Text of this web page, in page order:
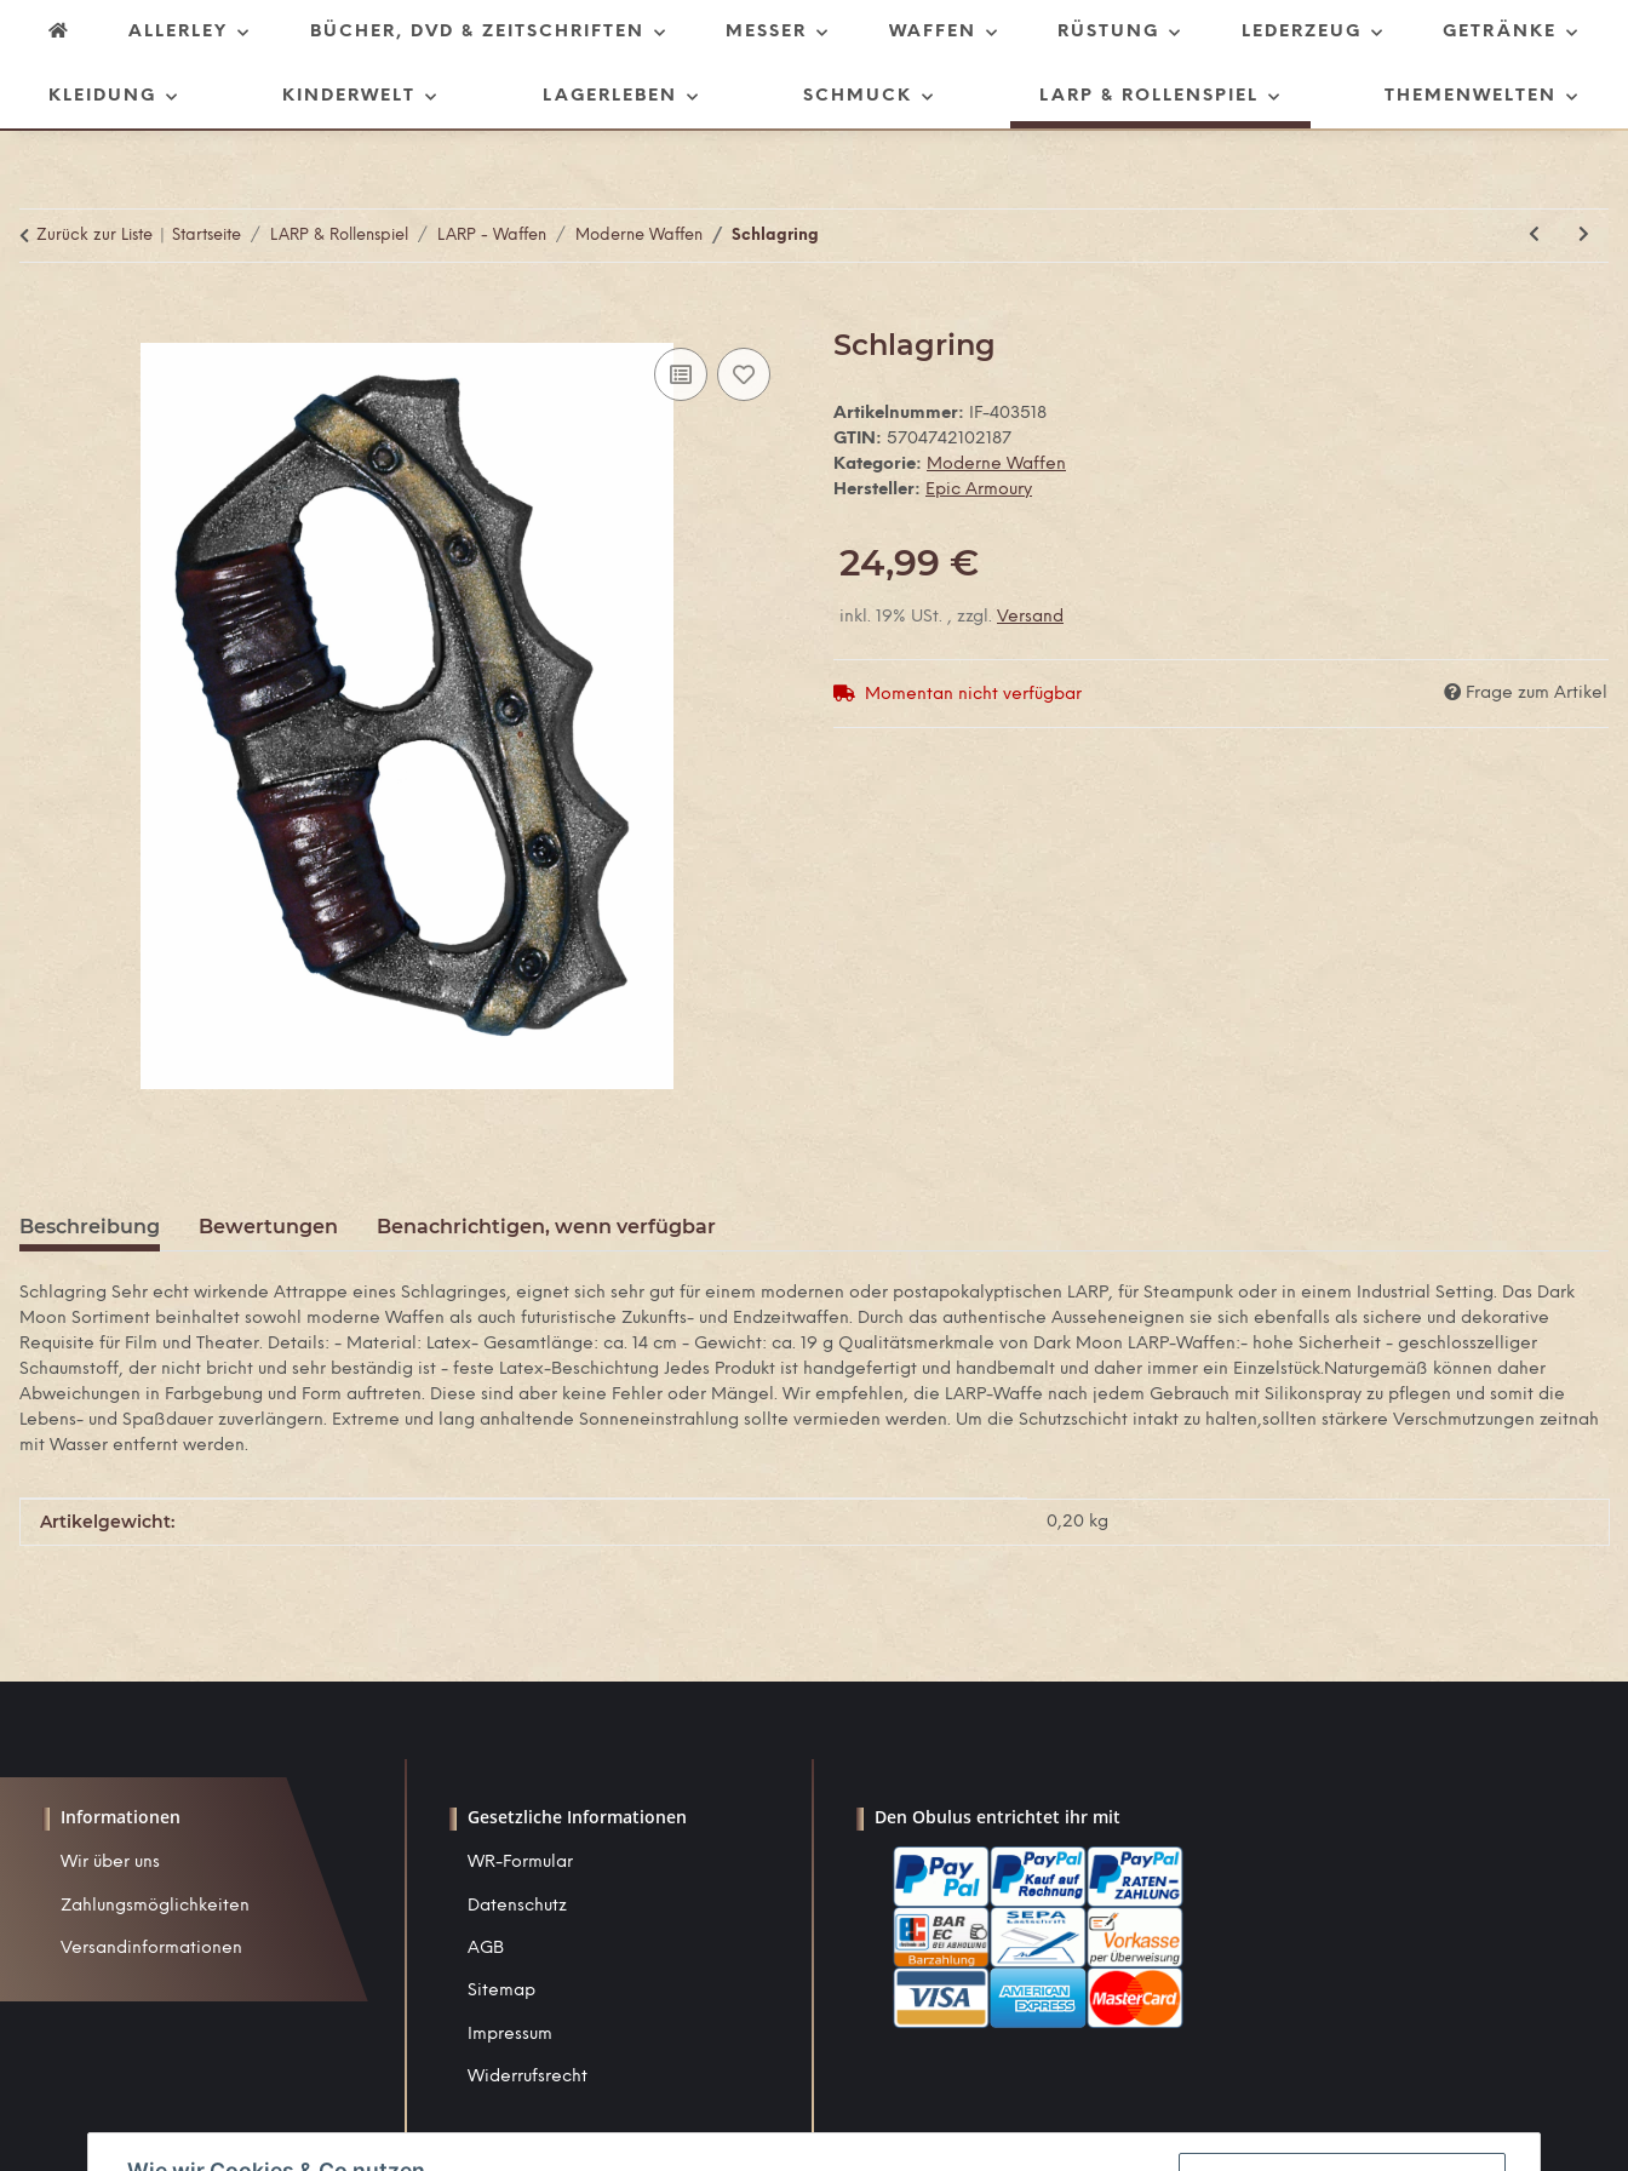
ALLERLEY BÜCHER, DVD & ZEITSCHRIFTEN MESSER WAFFEN RÜSTUNG LEDERZEUG GETRÄNKE
KLEIDUNG KINDERWELT LAGERLEBEN SCHMUCK LARP & ROLLENSPIEL THEMENWELTEN
Zurück zur Liste Startseite LARP & Rollenspiel LARP - Waffen Moderne Waffen Schlagring
Schlagring
Artikelnummer: IF-403518
GTIN: 5704742102187
Kategorie: Moderne Waffen
Hersteller: Epic Armoury
24,99 €
inkl. 19% USt. , zzgl. Versand
Momentan nicht verfügbar Frage zum Artikel
Beschreibung Bewertungen Benachrichtigen, wenn verfügbar
Schlagring Sehr echt wirkende Attrappe eines Schlagringes, eignet sich sehr gut für einem modernen oder postapokalyptischen LARP, für Steampunk oder in einem Industrial Setting. Das Dark
Moon Sortiment beinhaltet sowohl moderne Waffen als auch futuristische Zukunfts- und Endzeitwaffen. Durch das authentische Ausseheneignen sie sich ebenfalls als sichere und dekorative
Requisite für Film und Theater. Details: - Material: Latex- Gesamtlänge: ca. 14 cm - Gewicht: ca. 19 g Qualitätsmerkmale von Dark Moon LARP-Waffen:- hohe Sicherheit - geschlosszelliger
Schaumstoff, der nicht bricht und sehr beständig ist - feste Latex-Beschichtung Jedes Produkt ist handgefertigt und handbemalt und daher immer ein Einzelstück.Naturgemäß können daher
Abweichungen in Farbgebung und Form auftreten. Diese sind aber keine Fehler oder Mängel. Wir empfehlen, die LARP-Waffe nach jedem Gebrauch mit Silikonspray zu pflegen und somit die
Lebens- und Spaßdauer zuverlängern. Extreme und lang anhaltende Sonneneinstrahlung sollte vermieden werden. Um die Schutzschicht intakt zu halten,sollten stärkere Verschmutzungen zeitnah
mit Wasser entfernt werden.
Produkteigenschaft
Wert
Artikelgewicht: 0,20 kg
Informationen
Wir über uns
Zahlungsmöglichkeiten
Versandinformationen
Gesetzliche Informationen
WR-Formular
Datenschutz
AGB
Sitemap
Impressum
Widerrufsrecht
Den Obulus entrichtet ihr mit